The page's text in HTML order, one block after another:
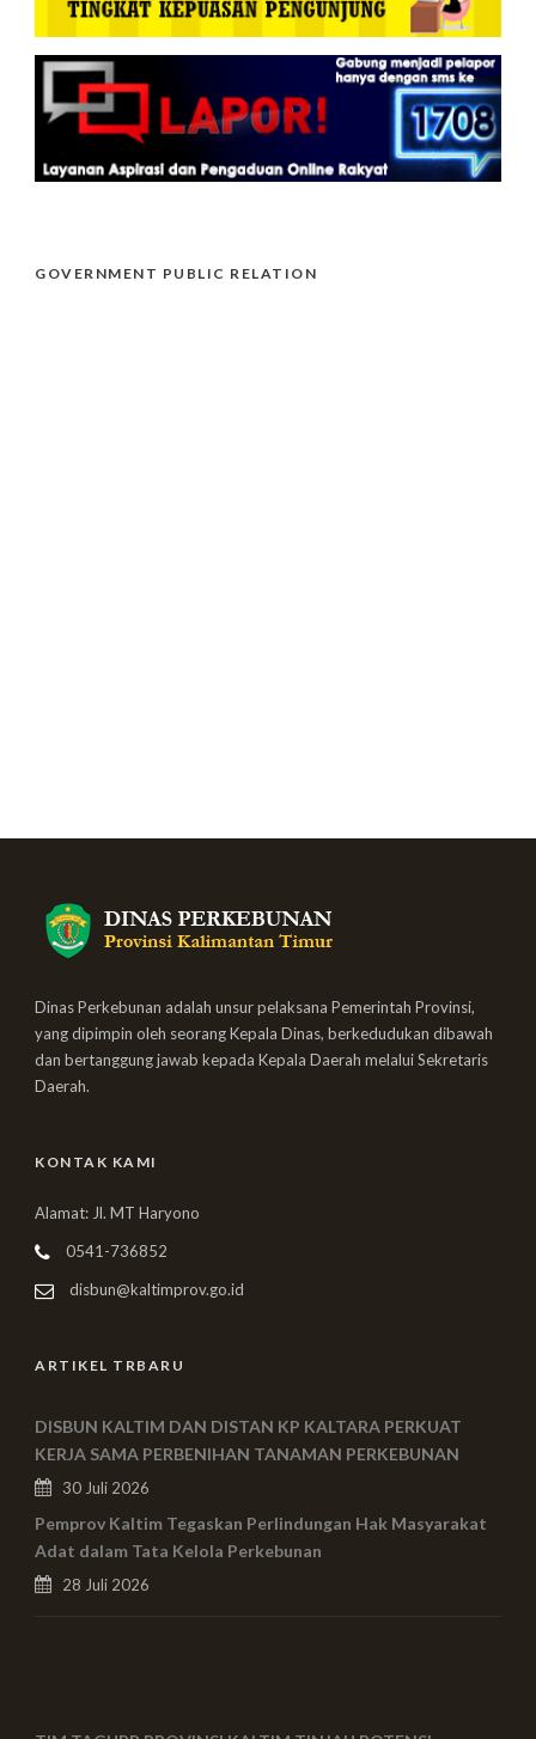
GOVERNMENT PUBLIC RELATION
Dinas Perkebunan adalah unsur pelaksana Pemerintah Provinsi,
yang dipimpin oleh seorang Kepala Dinas, berkedudukan dibawah
dan bertanggung jawab kepada Kepala Daerah melalui Sekretaris
Daerah.
KONTAK KAMI
Alamat: Jl. MT Haryono
0541-736852
disbun@kaltimprov.go.id
ARTIKEL TRBARU
DISBUN KALTIM DAN DISTAN KP KALTARA PERKUAT
KERJA SAMA PERBENIHAN TANAMAN PERKEBUNAN
30 Juli 2026
Pemprov Kaltim Tegaskan Perlindungan Hak Masyarakat
Adat dalam Tata Kelola Perkebunan
28 Juli 2026